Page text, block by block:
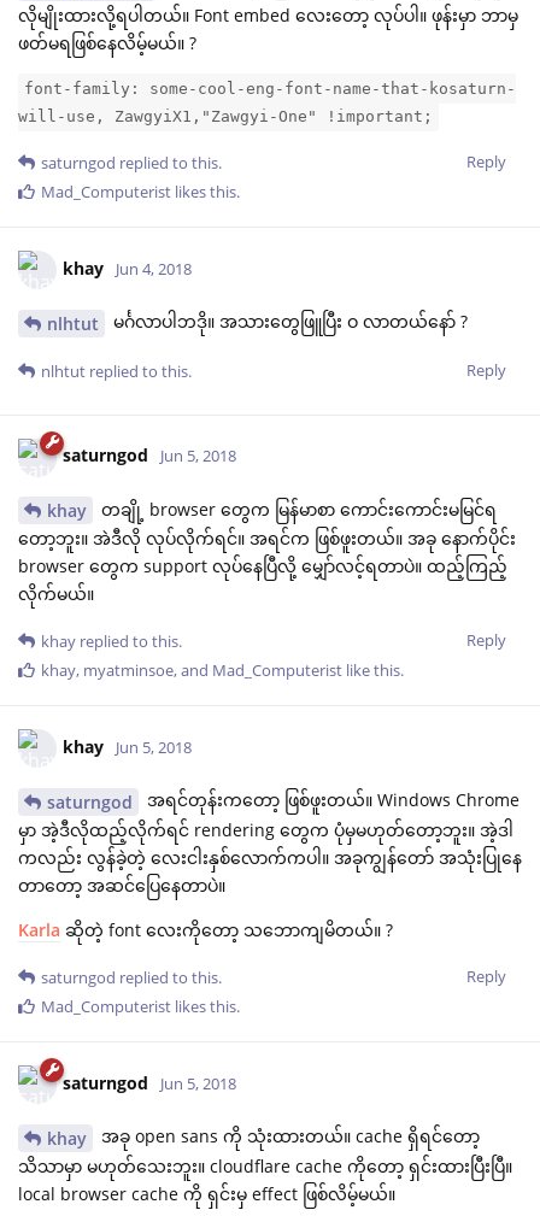
လိုမျိုးထားလို့ရပါတယ်။ Font embed လေးတော့ လုပ်ပါ။ ဖုန်းမှာ ဘာမှ
ဖတ်မရဖြစ်နေလိမ့်မယ်။ ?
font-family: some-cool-eng-font-name-that-kosaturn-
will-use, ZawgyiX1,"Zawgyi-One" !important;
Reply
saturngod replied to this.
Mad_Computerist likes this.
khay Jun 4, 2018
nlhtut မင်္ဂလာပါဘဒို။ အသားတွေဖြူပြီး ဝ လာတယ်နော် ?
Reply
nlhtut replied to this.
saturngod Jun 5, 2018
khay
တချို့ browser တွေက မြန်မာစာ ကောင်းကောင်းမမြင်ရ
တော့ဘူး။ အဲဒီလို လုပ်လိုက်ရင်။ အရင်က ဖြစ်ဖူးတယ်။ အခု နောက်ပိုင်း
browser တွေက support လုပ်နေပြီလို့ မျှော်လင့်ရတာပဲ။ ထည့်ကြည့်
လိုက်မယ်။
Reply
khay replied to this.
khay, myatminsoe, and Mad_Computerist like this.
khay Jun 5, 2018
saturngod
အရင်တုန်းကတော့ ဖြစ်ဖူးတယ်။ Windows Chrome
မှာ အဲ့ဒီလိုထည့်လိုက်ရင် rendering တွေက ပုံမှမဟုတ်တော့ဘူး။ အဲ့ဒါ
ကလည်း လွန်ခဲ့တဲ့ လေးငါးနှစ်လောက်ကပါ။ အခုကျွန်တော် အသုံးပြုနေ
တာတော့ အဆင်ပြေနေတာပဲ။
Karla ဆိုတဲ့ font လေးကိုတော့ သဘောကျမိတယ်။ ?
Reply
saturngod replied to this.
Mad_Computerist likes this.
saturngod Jun 5, 2018
khay
အခု open sans ကို သုံးထားတယ်။ cache ရှိရင်တော့
သိသာမှာ မဟုတ်သေးဘူး။ cloudflare cache ကိုတော့ ရှင်းထားပြီးပြီ။
local browser cache ကို ရှင်းမှ effect ဖြစ်လိမ့်မယ်။